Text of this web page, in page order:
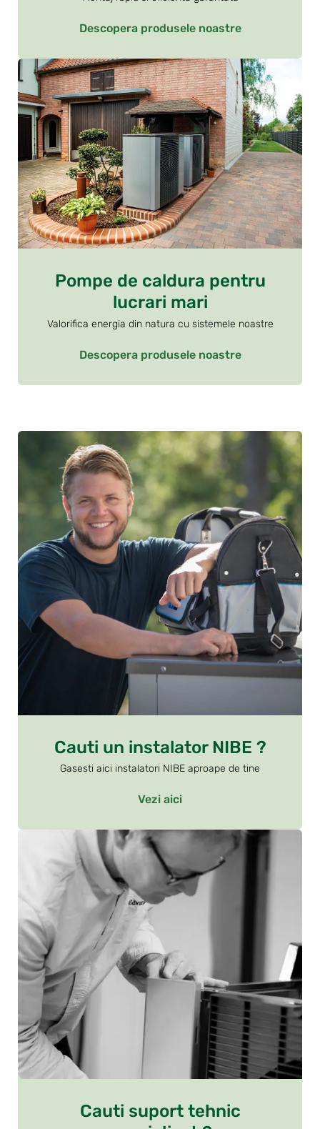
Descopera produsele noastre
Pompe de caldura pentru
lucrari mari
Valorifica energia din natura cu sistemele noastre
Descopera produsele noastre
Cauti un instalator NIBE ?
Gasesti aici instalatori NIBE aproape de tine
Vezi aici
Cauti suport tehnic